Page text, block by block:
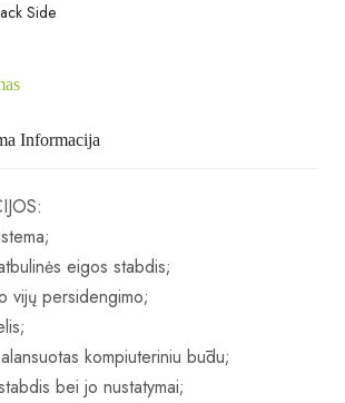
Side
Informacija
eigos stabdis;
vijų persidengimo;
kompiuteriniu būdu;
bei jo nustatymai;